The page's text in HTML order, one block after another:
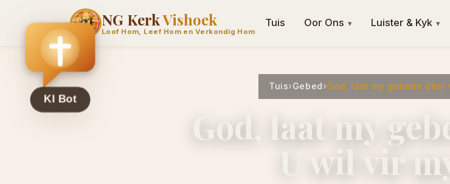
NG KerkVishoek
Loof Hom, Leef Hom en Verkondig Hom
Tuis Oor Ons ▾ Luister & Kyk ▾
Tuis›Gebed›God, laat my gebede deel
God, laat my
U wil vir